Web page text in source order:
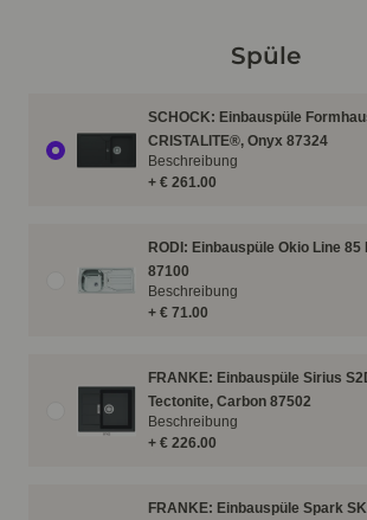
Spüle
SCHOCK: Einbauspüle
CRISTALITE®, Onyx 87324
+ € 261.00
Beschreibung
RODI: Einbauspüle Okio Line 85
87100
+ € 71.00
Beschreibung
FRANKE: Einbauspüle Sirius
Tectonite, Carbon 87502
+ € 226.00
Beschreibung
FRANKE: Einbauspüle Spark